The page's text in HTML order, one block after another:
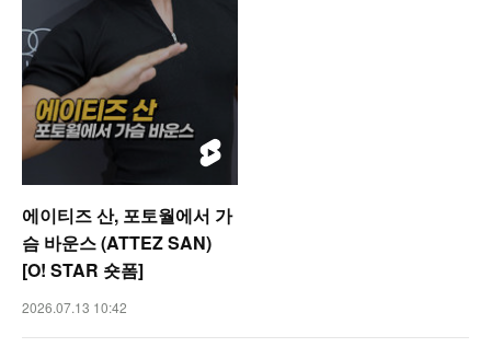
에이티즈 산, 포토월에서 가
슴 바운스 (ATTEZ SAN)
[O! STAR 숏폼]
2026.07.13 10:42